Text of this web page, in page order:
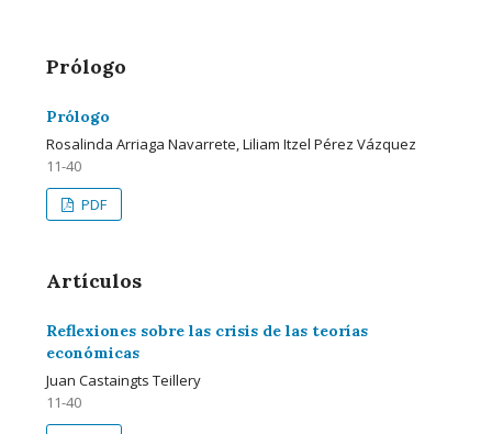
Prólogo
Prólogo
Rosalinda Arriaga Navarrete, Liliam Itzel Pérez Vázquez
11-40
PDF
Artículos
Reflexiones sobre las crisis de las teorías
económicas
Juan Castaingts Teillery
11-40